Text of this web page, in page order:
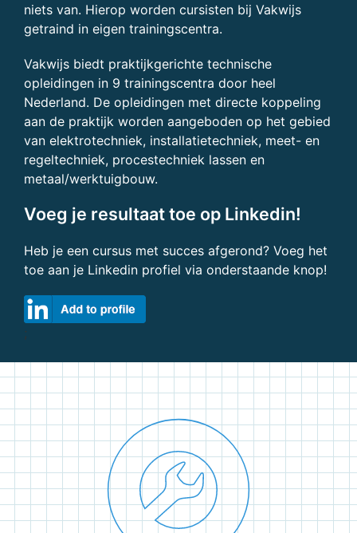
niets van. Hierop worden cursisten bij Vakwijs
getraind in eigen trainingscentra.
Vakwijs biedt praktijkgerichte technische
opleidingen in 9 trainingscentra door heel
Nederland. De opleidingen met directe koppeling
aan de praktijk worden aangeboden op het gebied
van elektrotechniek, installatietechniek, meet- en
regeltechniek, procestechniek lassen en
metaal/werktuigbouw.
Voeg je resultaat toe op Linkedin!
Heb je een cursus met succes afgerond? Voeg het
toe aan je Linkedin profiel via onderstaande knop!
;